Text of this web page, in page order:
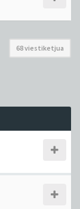
68 viestiketjua